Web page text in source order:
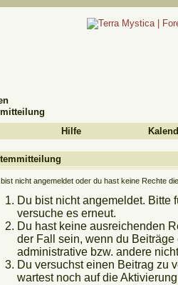
Hilfe
bist nicht angemeldet oder du hast keine Rechte
Du bist nicht angemeldet. Bitte
versuche es erneut.
Du hast keine ausreichenden
der Fall sein, wenn du
administrative bzw. andere
Du versuchst einen Beitrag zu
wartest noch auf die